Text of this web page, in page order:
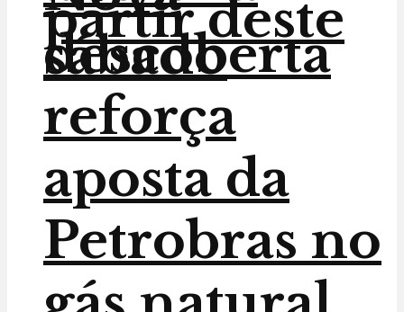
partir deste
sábado
descoberta
reforça
aposta da
Petrobras no